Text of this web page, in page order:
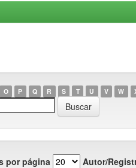
O P Q R S T U V W
por página Autor/